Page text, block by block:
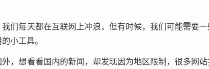
们每天都在互联网上冲浪，但有时候，我们可能需要
小工具。
，想看看国内的新闻，却发现因为地区限制，很多网